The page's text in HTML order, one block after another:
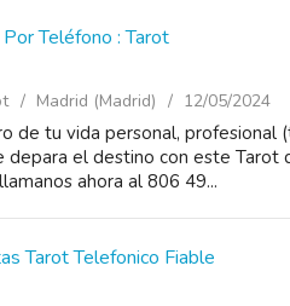
Teléfono : Tarot
Madrid (Madrid) 12/05/2024
de tu vida personal, profesional
depara el destino con este Tarot
ahora al 806 49...
Tarot Telefonico Fiable